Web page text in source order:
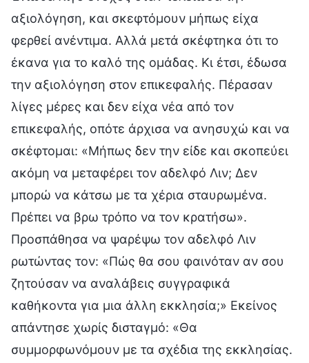
αξιολόγηση, και σκεφτόμουν μήπως είχα
φερθεί ανέντιμα. Αλλά μετά σκέφτηκα ότι το
έκανα για το καλό της ομάδας. Κι έτσι, έδωσα
την αξιολόγηση στον επικεφαλής. Πέρασαν
λίγες μέρες και δεν είχα νέα από τον
επικεφαλής, οπότε άρχισα να ανησυχώ και να
σκέφτομαι: «Μήπως δεν την είδε και σκοπεύει
ακόμη να μεταφέρει τον αδελφό Λιν; Δεν
μπορώ να κάτσω με τα χέρια σταυρωμένα.
Πρέπει να βρω τρόπο να τον κρατήσω».
Προσπάθησα να ψαρέψω τον αδελφό Λιν
ρωτώντας τον: «Πώς θα σου φαινόταν αν σου
ζητούσαν να αναλάβεις συγγραφικά
καθήκοντα για μια άλλη εκκλησία;» Εκείνος
απάντησε χωρίς δισταγμό: «Θα
συμμορφωνόμουν με τα σχέδια της εκκλησίας.